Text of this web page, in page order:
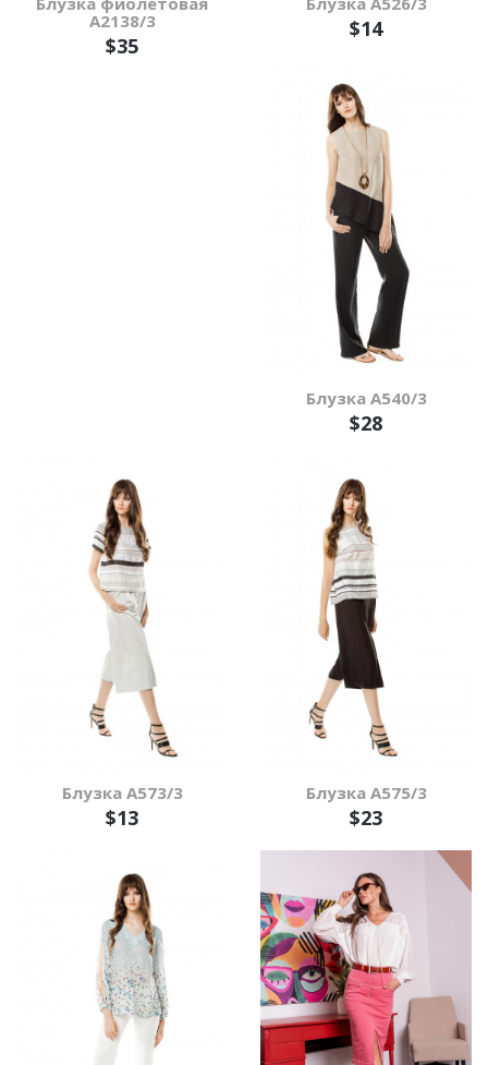
А2138/3
$35
$14
Блузка А540/3
$28
Блузка А573/3
$13
Блузка А575/3
$23